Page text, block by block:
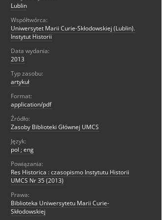
Lublin
Współtwórca:
Uniwersytet Marii Curie-Skłodowskiej (Lublin).
Instytut Historii
Data wydania:
2013
Typ zasobu:
artykuł
Format:
application/pdf
Źródło:
Zasoby Biblioteki Głównej UMCS
Język:
pol ; eng
Powiązania:
Res Historica : czasopismo Instytutu Historii
UMCS Nr 35 (2013)
Prawa:
Biblioteka Uniwersytetu Marii Curie-
Skłodowskiej